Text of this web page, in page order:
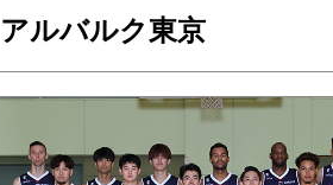
アルバルク東京